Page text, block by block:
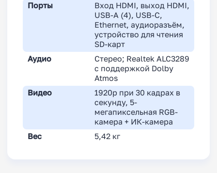
Порты
Вход HDMI, выход HDMI,
USB-A (4), USB-C,
Ethernet, аудиоразъём,
устройство для чтения
SD-карт
Аудио
Стерео; Realtek ALC3289
с поддержкой Dolby
Atmos
Видео
1920p при 30 кадрах в
секунду, 5-
мегапиксельная RGB-
камера + ИК-камера
Вес
5,42 кг